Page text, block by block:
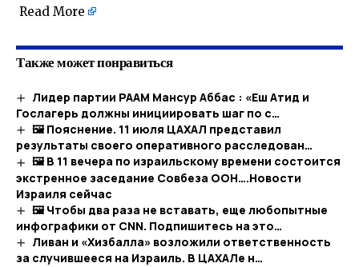
Read More
Также может понравиться
Лидер партии РААМ Мансур Аббас : «Еш Атид и
Гослагерь должны инициировать шаг по с…
🖼 Пояснение. 11 июля ЦАХАЛ представил
результаты своего оперативного расследован…
🖼 В 11 вечера по израильскому времени состоится
экстренное заседание Совбеза ООН….​Новости
Израиля сейчас
🖼 Чтобы два раза не вставать, еще любопытные
инфографики от CNN. Подпишитесь на это…
Ливан и «Хизбалла» возложили ответственность
за случившееся на Израиль. В ЦАХАЛе н…